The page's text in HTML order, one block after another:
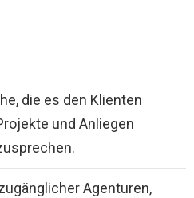
die es den Klienten
und Anliegen
Agenturen,